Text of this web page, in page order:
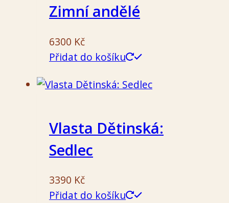
Zimní andělé
6300 Kč
Přidat do košíku
Vlasta Dětinská:
Sedlec
3390 Kč
Přidat do košíku